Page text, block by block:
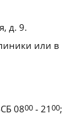
д. 9.
или в
0800 - 2100;